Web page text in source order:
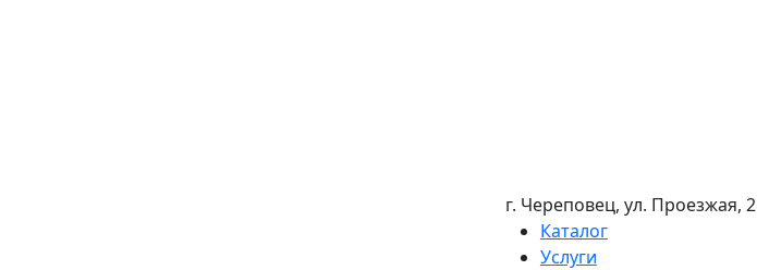
г. Череповец, ул. Проезжая, 2
Каталог
Услуги